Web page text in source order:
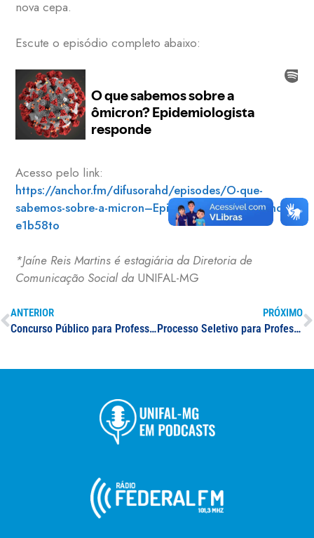
nova cepa.
Escute o episódio completo abaixo:
Acesso pelo link:
https://anchor.fm/difusorahd/episodes/O-que-
sabemos-sobre-a-micron–Epidemiologista-responde-
e1b58to
*Jaíne Reis Martins é estagiária da Diretoria de
Comunicação Social da UNIFAL-MG
ANTERIOR
Concurso Público para Professor(a) de Medicina
PRÓXIMO
Processo Seletivo para Professor(a) Substituto(a): área Bioquímica